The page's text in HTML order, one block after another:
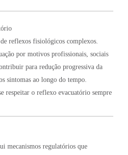
reflexos fisiológicos complexos.
por motivos profissionais, sociais
para redução progressiva da
sintomas ao longo do tempo.
respeitar o reflexo evacuatório sempre
mecanismos regulatórios que